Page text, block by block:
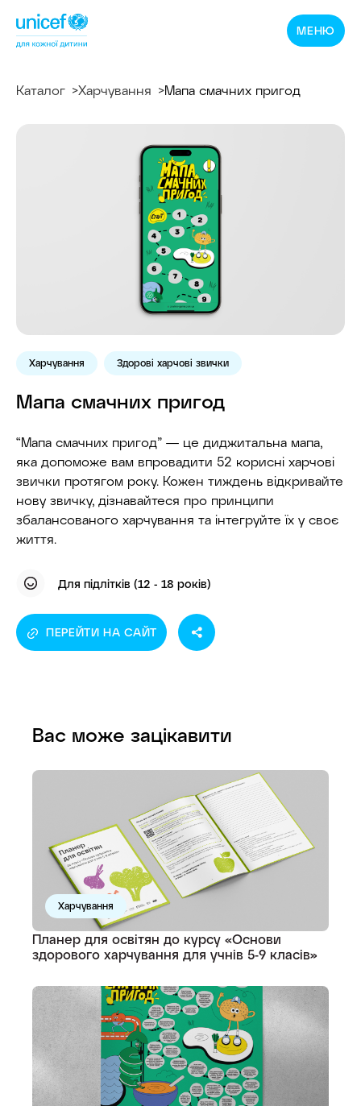
Спільнотека
ЮНІСЕФ
Україна
МЕНЮ
Каталог Харчування Мапа смачних пригод
Харчування Здорові харчові звички
Мапа смачних пригод
“Мапа смачних пригод” — це диджитальна мапа,
яка допоможе вам впровадити 52 корисні харчові
звички протягом року. Кожен тиждень відкривайте
нову звичку, дізнавайтеся про принципи
збалансованого харчування та інтегруйте їх у своє
життя.
Для підлітків (12 - 18 років)
ПЕРЕЙТИ НА САЙТ
Вас може зацікавити
Харчування
Планер для освітян до курсу «Основи
здорового харчування для учнів 5-9 класів»